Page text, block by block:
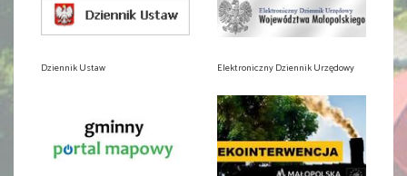
Dziennik Ustaw Elektroniczny Dziennik Urzędowy